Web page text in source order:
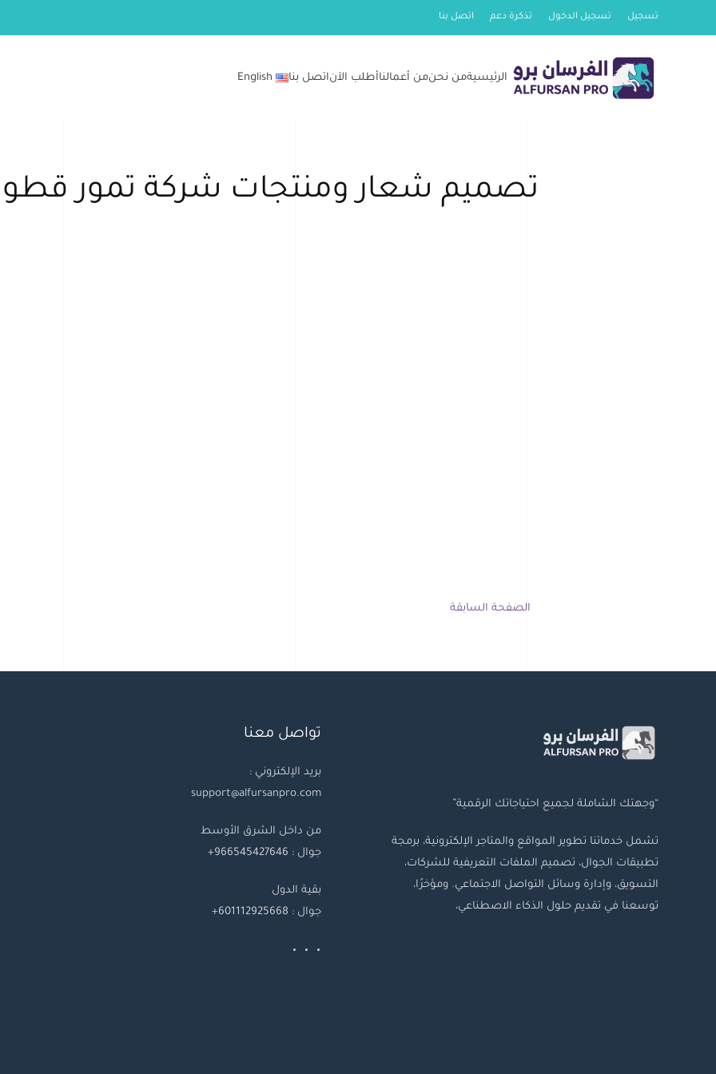
content
تسجيل تسجيل الدخول تذكرة دعم اتصل بنا
الرئيسيةمن نحنمن أعمالناأطلب الآناتصل بنا English
تصميم شعار ومنتجات شركة تمور
الصفحة السابقة
“وجهتك الشاملة لجميع احتياجاتك الرقمية”
تشمل خدماتنا تطوير المواقع والمتاجر الإلكترونية، برمجة
تطبيقات الجوال، تصميم الملفات التعريفية للشركات،
التسويق، وإدارة وسائل التواصل الاجتماعي. ومؤخرًا،
توسعنا في تقديم حلول الذكاء الاصطناعي،
تواصل معنا
بريد الإلكتروني :
support@alfursanpro.com
من داخل الشرق الأوسط
جوال : 966545427646+
بقية الدول
جوال : 601112925668+